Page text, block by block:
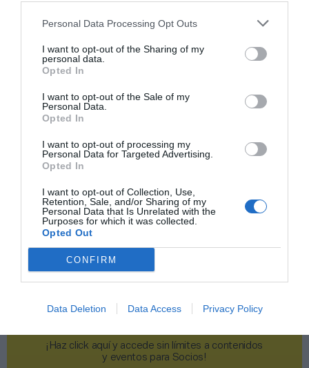
Personal Data Processing Opt Outs
I want to opt-out of the Sharing of my
personal data.
Opted In
I want to opt-out of the Sale of my
Personal Data.
Opted In
I want to opt-out of processing my
Personal Data for Targeted Advertising.
Opted In
I want to opt-out of Collection, Use,
Retention, Sale, and/or Sharing of my
Personal Data that Is Unrelated with the
Purposes for which it was collected.
Opted Out
CONFIRM
Data Deletion Data Access Privacy Policy
Publicidad
2Playbook Club
¡Haz click aquí y accede sin límites a contenidos
y eventos para Socios!​​​​​​​